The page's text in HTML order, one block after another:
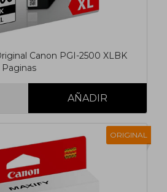
Canon PGI-2500 XLBK
ORIGINAL